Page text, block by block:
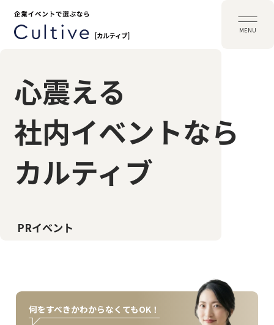
MENU
心震える
社内イベントなら
カルティブ
創業記念イベント
PRイベント
キックオフイベント
社内表彰式・アワード
何をすべきかわからなくてもOK！